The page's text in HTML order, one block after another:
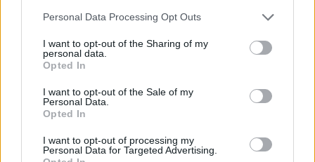
Personal Data Processing Opt Outs
I want to opt-out of the Sharing of my
personal data.
Opted In
I want to opt-out of the Sale of my
Personal Data.
Opted In
I want to opt-out of processing my
Personal Data for Targeted Advertising.
Esim for Global
Esim for USA | Esim for Italy Esim for Spain|Esim
for Turkey|Esim for Germany|Esim for Greece|